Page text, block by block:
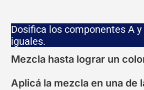
Dosifica los componentes A
iguales.
Mezcla hasta lograr un
Aplicá la mezcla en una de